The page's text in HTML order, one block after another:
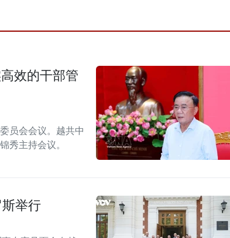
效的干部管
员会会议。越共中
秀主持会议。
举行